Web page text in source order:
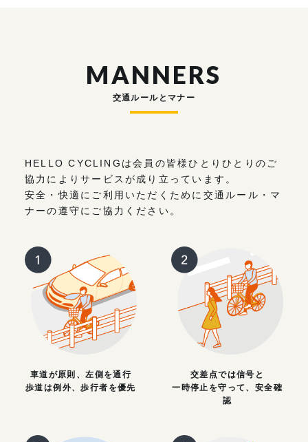
MANNERS
交通ルールとマナー
HELLO CYCLINGは会員の皆様ひとりひとりのご
協力によりサービスが成り立っています。
安全・快適にご利用いただくために交通ルール・マ
ナーの遵守にご協力ください。
車道が原則、左側を通行
歩道は例外、歩行者を優先
交差点では信号と
一時停止を守って、安全確
認